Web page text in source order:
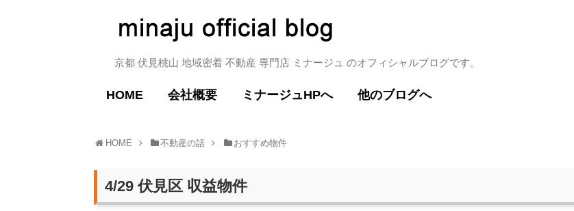
京都 伏見桃山 地域密着 不動産 専門店 ミナージュ のオフィシャルブログです。
HOME 会社概要 ミナージュHPへ 他のブログへ
HOME 不動産の話 おすすめ物件
4/29 伏見区 収益物件